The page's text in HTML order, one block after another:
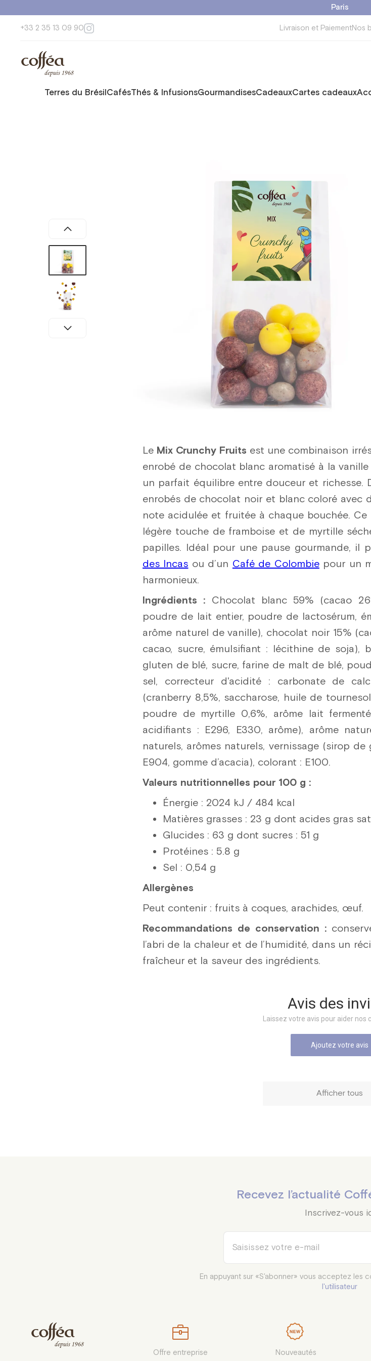
Paris
+33 2 35 13 09 90 Livraison et PaiementNos
Terres du BrésilCafésThés & InfusionsGourmandisesCadeauxCartes cadeaux
Le Mix Crunchy Fruits est une combinaison
enrobé de chocolat blanc aromatisé à la
un parfait équilibre entre douceur et richesse.
enrobés de chocolat noir et blanc coloré avec
note acidulée et fruitée à chaque bouchée. Ce
légère touche de framboise et de myrtille
papilles. Idéal pour une pause gourmande, il
des Incas ou d’un Café de Colombiepour un
harmonieux.
Ingrédients : Chocolat blanc 59% (cacao
poudre de lait entier, poudre de lactosérum,
arôme naturel de vanille), chocolat noir 15%
cacao, sucre, émulsifiant : lécithine de soja),
gluten de blé, sucre, farine de malt de blé,
sel, correcteur d'acidité : carbonate de
(cranberry 8,5%, saccharose, huile de
poudre de myrtille 0,6%, arôme lait
acidifiants : E296, E330, arôme), arôme
naturels, arômes naturels, vernissage (sirop
E904, gomme d’acacia), colorant : E100.
Valeurs nutritionnelles pour 100 g :
Énergie : 2024 kJ / 484 kcal
Matières grasses : 23 g dont acides gras
Glucides : 63 g dont sucres : 51 g
Protéines : 5.8 g
Sel : 0,54 g
Allergènes
Peut contenir : fruits à coques, arachides, œuf.
Recommandations de conservation :
l’abri de la chaleur et de l’humidité, dans un
fraîcheur et la saveur des ingrédients.
Avis des
Laissez votre avis pour aider nos
Ajoutez votre avis
Afficher tous
Recevez l’actualité
Inscrivez-vous
En appuyant sur «S'abonner» vous acceptez les
l'utilisateur
Offre entreprise Nouveautés